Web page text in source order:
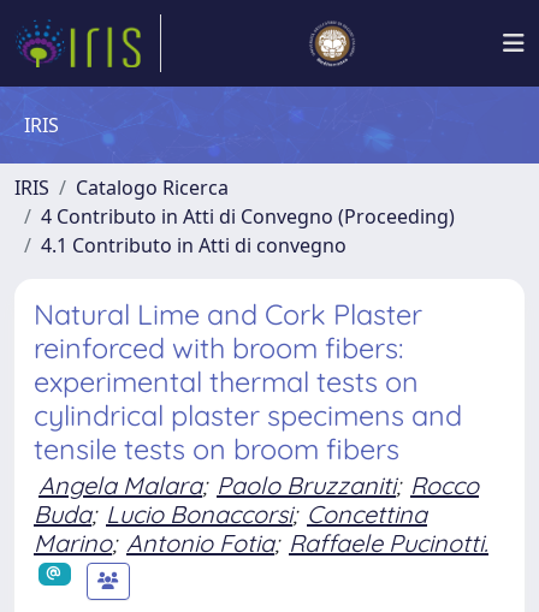
IRIS
IRIS
Catalogo Ricerca
4 Contributo in Atti di Convegno (Proceeding)
4.1 Contributo in Atti di convegno
Natural Lime and Cork Plaster
reinforced with broom fibers:
experimental thermal tests on
cylindrical plaster specimens and
tensile tests on broom fibers
Angela Malara; Paolo Bruzzaniti; Rocco
Buda; Lucio Bonaccorsi; Concettina
Marino; Antonio Fotia; Raffaele Pucinotti.